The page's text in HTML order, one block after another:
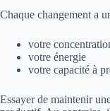
Chaque changement a
votre
votre énergie
votre capacité à
Essayer de maintenir